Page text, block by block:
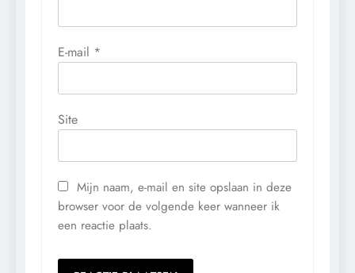
E-mail *
Site
Mijn naam, e-mail en site opslaan in deze
browser voor de volgende keer wanneer ik
een reactie plaats.